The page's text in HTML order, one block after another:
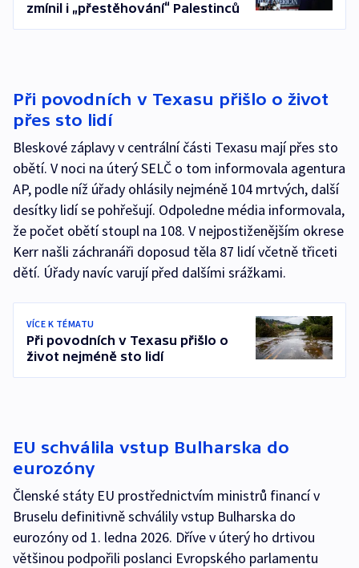
zmínil i „přestěhování“ Palestinců
Při povodních v Texasu přišlo o život
přes sto lidí
Bleskové záplavy v centrální části Texasu mají přes sto
obětí. V noci na úterý SELČ o tom informovala agentura
AP, podle níž úřady ohlásily nejméně 104 mrtvých, další
desítky lidí se pohřešují. Odpoledne média informovala,
že počet obětí stoupl na 108. V nejpostiženějším okrese
Kerr našli záchranáři doposud těla 87 lidí včetně třiceti
dětí. Úřady navíc varují před dalšími srážkami.
VÍCE K TÉMATU
Při povodních v Texasu přišlo o
život nejméně sto lidí
EU schválila vstup Bulharska do
eurozóny
Členské státy EU prostřednictvím ministrů financí v
Bruselu definitivně schválily vstup Bulharska do
eurozóny od 1. ledna 2026. Dříve v úterý ho drtivou
většinou podpořili poslanci Evropského parlamentu